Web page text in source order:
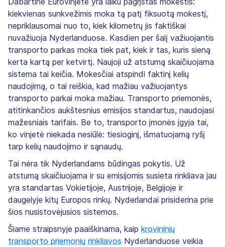
kiekvienas sunkvežimis moka tą patį fiksuotą mokestį,
nepriklausomai nuo to, kiek kilometrų jis faktiškai
nuvažiuoja Nyderlanduose. Kasdien per šalį važiuojantis
transporto parkas moka tiek pat, kiek ir tas, kuris sieną
kerta kartą per ketvirtį. Naujoji už atstumą skaičiuojama
sistema tai keičia. Mokesčiai atspindi faktinį kelių
naudojimą, o tai reiškia, kad mažiau važiuojantys
transporto parkai moka mažiau. Transporto priemonės,
atitinkančios aukštesnius emisijos standartus, naudojasi
mažesniais tarifais. Be to, transporto įmonės įgyja tai,
ko vinjetė niekada nesiūlė: tiesioginį, išmatuojamą ryšį
tarp kelių naudojimo ir sąnaudų.
Tai nėra tik Nyderlandams būdingas pokytis. Už
atstumą skaičiuojama ir su emisijomis susieta rinkliava jau
yra standartas Vokietijoje, Austrijoje, Belgijoje ir
daugelyje kitų Europos rinkų. Nyderlandai prisiderina prie
šios nusistovėjusios sistemos.
Šiame straipsnyje paaiškinama, kaip krovininių
transporto priemonių rinkliavos Nyderlanduose veikia